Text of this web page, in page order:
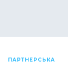
ПАРТНЕРСЬКА